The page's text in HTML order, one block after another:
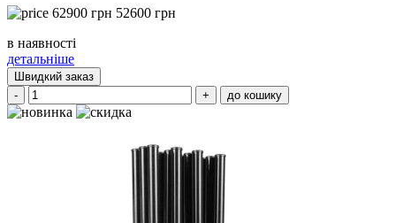
62900 грн 52600 грн
в наявності
детальніше
Швидкий заказ
-
+ до кошику